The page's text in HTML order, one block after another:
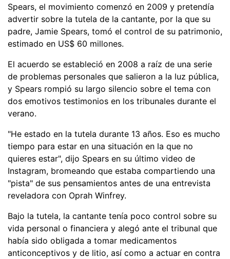
Spears, el movimiento comenzó en 2009 y pretendía
advertir sobre la tutela de la cantante, por la que su
padre, Jamie Spears, tomó el control de su patrimonio,
estimado en US$ 60 millones.
El acuerdo se estableció en 2008 a raíz de una serie
de problemas personales que salieron a la luz pública,
y Spears rompió su largo silencio sobre el tema con
dos emotivos testimonios en los tribunales durante el
verano.
"He estado en la tutela durante 13 años. Eso es mucho
tiempo para estar en una situación en la que no
quieres estar", dijo Spears en su último video de
Instagram, bromeando que estaba compartiendo una
"pista" de sus pensamientos antes de una entrevista
reveladora con Oprah Winfrey.
Bajo la tutela, la cantante tenía poco control sobre su
vida personal o financiera y alegó ante el tribunal que
había sido obligada a tomar medicamentos
anticonceptivos y de litio, así como a actuar en contra